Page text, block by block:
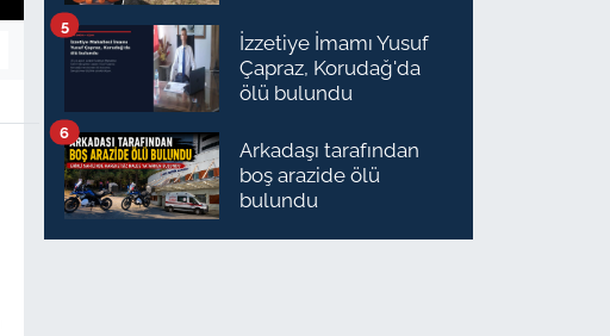
İzzetiye İmamı Yusuf
Çapraz, Korudağ'da
ölü bulundu
5
Arkadaşı tarafından
boş arazide ölü
bulundu
6